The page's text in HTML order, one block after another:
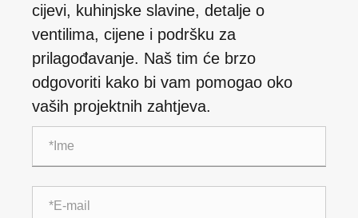
cijevi, kuhinjske slavine, detalje o
ventilima, cijene i podršku za
prilagođavanje. Naš tim će brzo
odgovoriti kako bi vam pomogao oko
vaših projektnih zahtjeva.